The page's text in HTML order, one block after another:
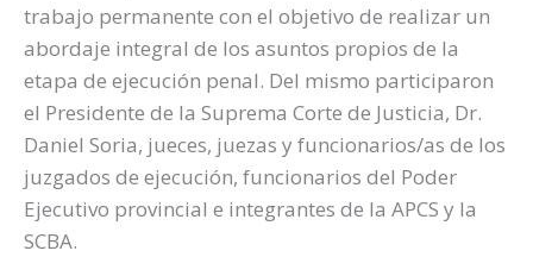
trabajo permanente con el objetivo de realizar un
abordaje integral de los asuntos propios de la
etapa de ejecución penal. Del mismo participaron
el Presidente de la Suprema Corte de Justicia, Dr.
Daniel Soria, jueces, juezas y funcionarios/as de los
juzgados de ejecución, funcionarios del Poder
Ejecutivo provincial e integrantes de la APCS y la
SCBA.